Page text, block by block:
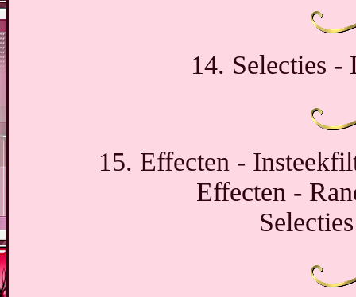
14. Selecties -
15. Effecten -
Effecten -